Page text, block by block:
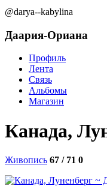
@darya--kabylina
Даария-Ориана
Профиль
Лента
Связь
Альбомы
Магазин
Канада,
Живопись 67 / 71 0